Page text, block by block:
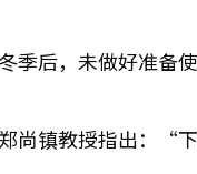
季后，未做好准备
尚镇教授指出：“